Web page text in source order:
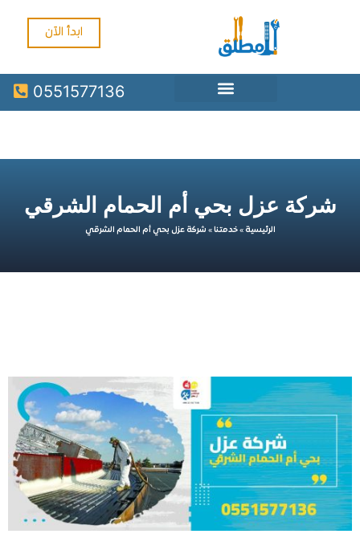
0551577136
عزل بحي أم الحمام الشرقي
خدمتنا»شركة عزل بحي أم الحمام الشرقي